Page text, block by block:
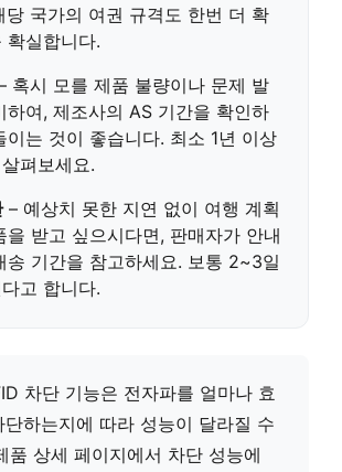
당 국가의 여권 규격도 한번 더 확
확실합니다.
혹시 모를 제품 불량이나 문제 발
하여, 제조사의 AS 기간을 확인하
이는 것이 좋습니다. 최소 1년 이상
펴보세요.
– 예상치 못한 지연 없이 여행 계획
을 받고 싶으시다면, 판매자가 안내
송 기간을 참고하세요. 보통 2~3일
고 합니다.
차단 기능은 전자파를 얼마나 효
단하는지에 따라 성능이 달라질 수
품 상세 페이지에서 차단 성능에